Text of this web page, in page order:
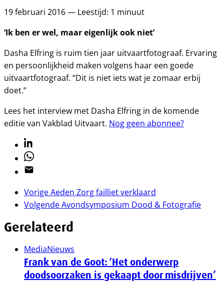
19 februari 2016 — Leestijd: 1 minuut
‘Ik ben er wel, maar eigenlijk ook niet’
Dasha Elfring is ruim tien jaar uitvaartfotograaf. Ervaring
en persoonlijkheid maken volgens haar een goede
uitvaartfotograaf. “Dit is niet iets wat je zomaar erbij
doet.”
Lees het interview met Dasha Elfring in de komende
editie van Vakblad Uitvaart. Nog geen abonnee?
Linkedin
Whatsapp
Email
VorigeAeden Zorg failliet verklaard
VolgendeAvondsymposium Dood & Fotografie
Gerelateerd
MediaNieuws
Frank van de Goot: ‘Het onderwerp
doodsoorzaken is gekaapt door misdrijven’